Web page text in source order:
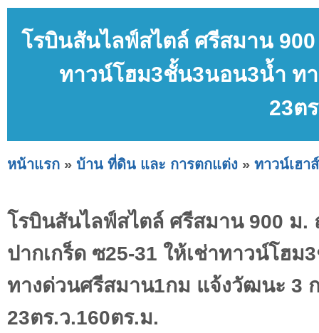
โรบินสันไลฟ์สไตล์ ศรีสมาน 900
ทาวน์โฮม3ชั้น3นอน3น้ำ ท
23ต
หน้าแรก » บ้าน ที่ดิน และ การตกแต่ง » ทาวน์เฮาส์
โรบินสันไลฟ์สไตล์ ศรีสมาน 900 ม.
ปากเกร็ด ซ25-31 ให้เช่าทาวน์โฮม
ทางด่วนศรีสมาน1กม แจ้งวัฒนะ 3
23ตร.ว.160ตร.ม.